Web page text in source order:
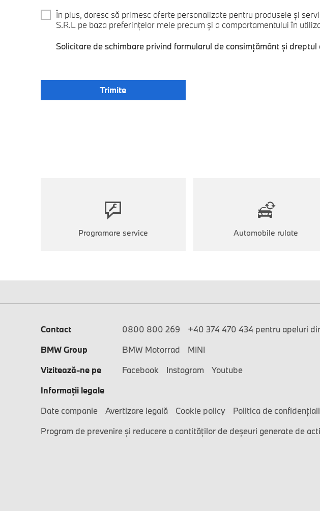
În plus, doresc să primesc oferte personalizate pentru produsele și
S.R.L pe baza preferințelor mele precum și a comportamentului în
Solicitare de schimbare privind formularul de consimțământ și dreptul
Programare service Automobile rulate
Contact 0800 800 269 +40 374 470 434 pentru apeluri
BMW Group
BMW Motorrad
MINI
Vizitează-ne pe
Facebook Instagram
Youtube
Informaţii legale
Date companie
Avertizare legală Cookie policy
Politica de
Program de prevenire și reducere a cantităților de deșeuri generate de